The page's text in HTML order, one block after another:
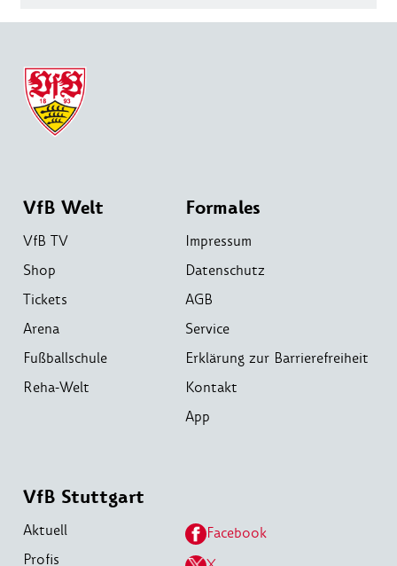
VfB Welt
VfB TV
Shop
Tickets
Arena
Fußballschule
Reha-Welt
Formales
Impressum
Datenschutz
AGB
Service
Erklärung zur Barrierefreiheit
Kontakt
App
VfB Stuttgart
Aktuell
Profis
Facebook